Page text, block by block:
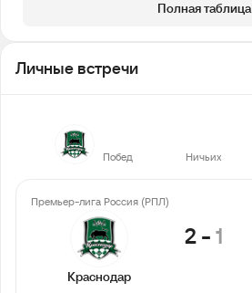
Полная таблица
Личные встречи
Побед Ничьих
Премьер-лига Россия (РПЛ)
Краснодар
2-1